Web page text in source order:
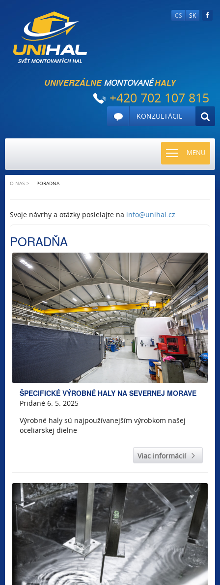
CS SK
UNIVERZÁLNEMONTOVANÉHALY
+420 702 107 815
KONZULTÁCIE
MENU
TOGGLE
O NÁS PORADŇA
Svoje návrhy a otázky posielajte na info@unihal.cz
PORADŇA
ŠPECIFICKÉ VÝROBNÉ HALY NA SEVERNEJ MORAVE
Pridané 6. 5. 2025
Výrobné haly sú najpoužívanejším výrobkom našej
oceliarskej dielne
Viac informácií